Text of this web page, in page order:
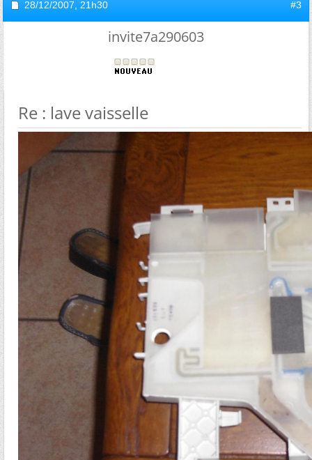
28/12/2007, 21h30 #3
invite7a290603
Re : lave vaisselle